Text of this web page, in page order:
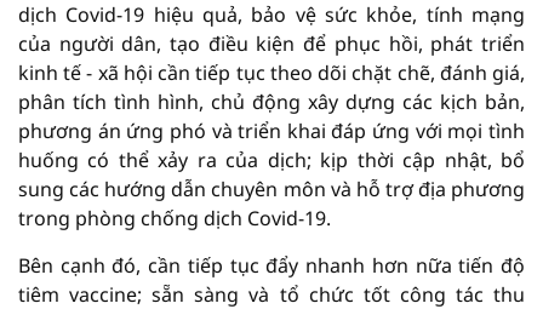
dịch Covid-19 hiệu quả, bảo vệ sức khỏe, tính mạng
của người dân, tạo điều kiện để phục hồi, phát triển
kinh tế - xã hội cần tiếp tục theo dõi chặt chẽ, đánh giá,
phân tích tình hình, chủ động xây dựng các kịch bản,
phương án ứng phó và triển khai đáp ứng với mọi tình
huống có thể xảy ra của dịch; kịp thời cập nhật, bổ
sung các hướng dẫn chuyên môn và hỗ trợ địa phương
trong phòng chống dịch Covid-19.
Bên cạnh đó, cần tiếp tục đẩy nhanh hơn nữa tiến độ
tiêm vaccine; sẵn sàng và tổ chức tốt công tác thu